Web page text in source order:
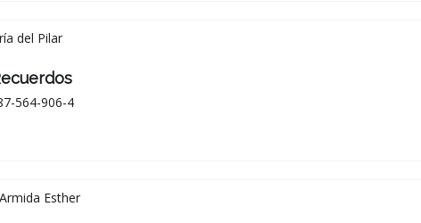
del Pilar
564-906-4
Esther